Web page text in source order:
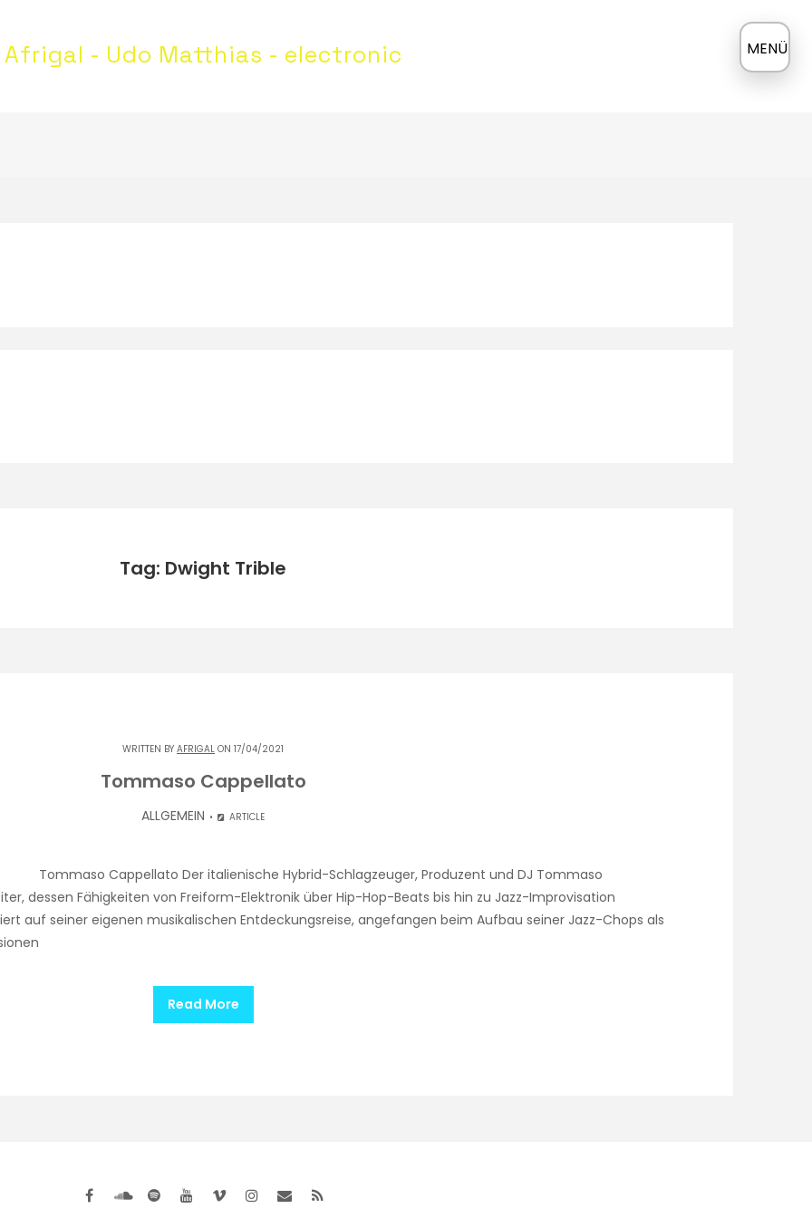
Afrigal - Udo Matthias - electronic ≡
Tag: Dwight Trible
WRITTEN BY AFRIGAL ON 17/04/2021
Tommaso Cappellato
ALLGEMEIN ARTICLE
Cappellato Der italienische Hybrid-Schlagzeuger, Produzent und DJ Tommaso
dessen Fähigkeiten von Freiform-Elektronik über Hip-Hop-Beats bis hin zu Jazz-Improvisation
auf seiner eigenen musikalischen Entdeckungsreise, angefangen beim Aufbau seiner Jazz-Chops als
Read More
MENÜ